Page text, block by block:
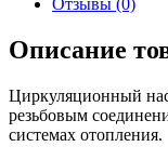
Описание
Циркуляционный
резьбовым
системах отопления.